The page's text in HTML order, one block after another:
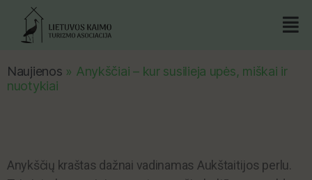
Naujienos » Anykščiai – kur susilieja upės, miškai ir
nuotykiai
Anykščių kraštas dažnai vadinamas Aukštaitijos perlu.